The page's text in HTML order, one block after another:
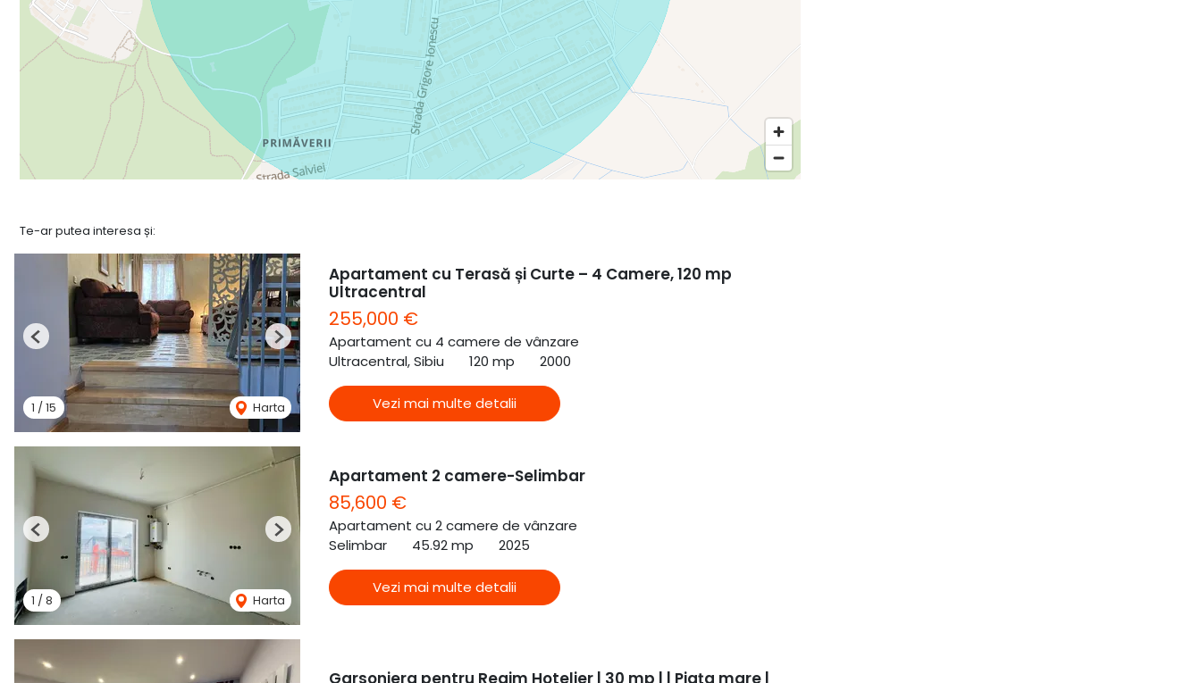
Te-ar putea interesa și:
1 / 15 Harta
Previous Next
Apartament cu Terasă și Curte – 4 Camere, 120 mp
Ultracentral
255,000 €
Apartament cu 4 camere de vânzare
Ultracentral, Sibiu
120 mp 2000
Vezi mai multe detalii
1 / 8 Harta
Previous Next
Apartament 2 camere-Selimbar
85,600 €
Apartament cu 2 camere de vânzare
Selimbar
45.92 mp 2025
Vezi mai multe detalii
Garsoniera pentru Regim Hotelier | 30 mp | | Piața mare |